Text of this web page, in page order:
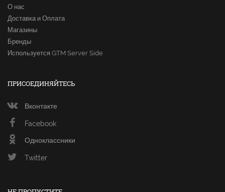
О нас
Доставка и Оплата
Магазины
Бренды
Используется GTM Server Side
ПРИСОЕДИНЯЙТЕСЬ
Вконтакте
Facebook
Одноклассники
Twitter